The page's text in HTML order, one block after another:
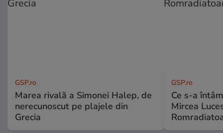
GSP.ro
Marea rivală a Simonei Halep, de
nerecunoscut pe plajele din
Grecia
GSP.ro
Ce s-a
Mircea